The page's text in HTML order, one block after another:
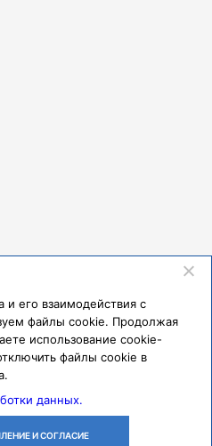
бюджетное образовательное
«Самарский
Федерации». Клиники СамГМУ
данных
и его взаимодействия с
файлы cookie. Продолжая
использование cookie-
файлы cookie в
данных.
И СОГЛАСИЕ